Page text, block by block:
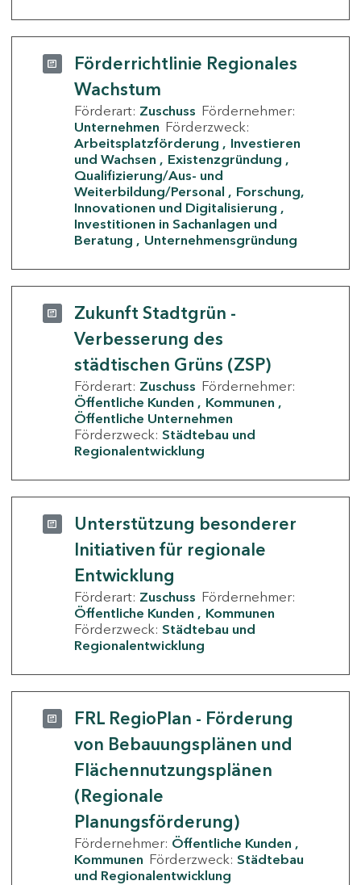
Förderrichtlinie Regionales
Wachstum
Förderart: Zuschuss Fördernehmer:
Unternehmen Förderzweck:
Arbeitsplatzförderung
Investieren
und Wachsen
Existenzgründung
Qualifizierung/Aus- und
Weiterbildung/Personal
Forschung,
Innovationen und Digitalisierung
Investitionen in Sachanlagen und
Beratung
Unternehmensgründung
Zukunft Stadtgrün -
Verbesserung des
städtischen Grüns (ZSP)
Förderart: Zuschuss Fördernehmer:
Öffentliche Kunden
Kommunen
Öffentliche Unternehmen
Förderzweck: Städtebau und
Regionalentwicklung
Unterstützung besonderer
Initiativen für regionale
Entwicklung
Förderart: Zuschuss Fördernehmer:
Öffentliche Kunden
Kommunen
Förderzweck: Städtebau und
Regionalentwicklung
FRL RegioPlan - Förderung
von Bebauungsplänen und
Flächennutzungsplänen
(Regionale
Planungsförderung)
Fördernehmer: Öffentliche Kunden
Kommunen Förderzweck: Städtebau
und Regionalentwicklung